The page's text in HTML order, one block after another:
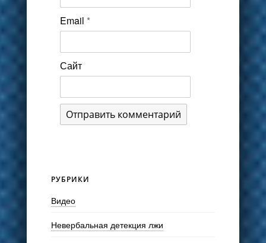
Email *
Сайт
РУБРИКИ
Видео
Невербальная детекция лжи